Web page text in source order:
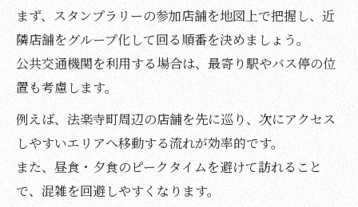
焼肉店とラーメン店の口コミ比較ポイント
まず、スタンプラリーの参加店舗を地図上で把握し、近
隣店舗をグループ化して回る順番を決めましょう。
公共交通機関を利用する場合は、最寄り駅やバス停の位
置も考慮します。
例えば、法楽寺町周辺の店舗を先に巡り、次にアクセス
しやすいエリアへ移動する流れが効率的です。
また、昼食・夕食のピークタイムを避けて訪れること
で、混雑を回避しやすくなります。